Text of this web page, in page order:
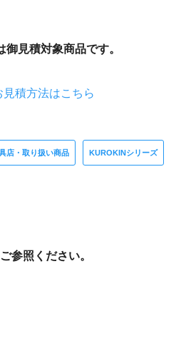
見積対象商品です。
積方法はこちら
店・取り扱い商品 KUROKINシリーズ
参照ください。